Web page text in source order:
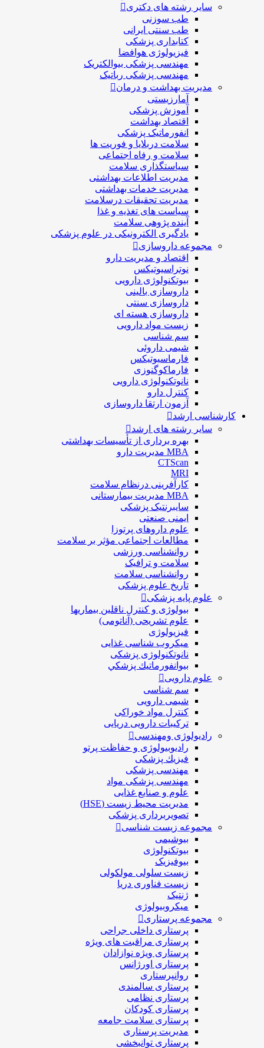
سایر رشته های دکتری
طب سوزنی
طب سنتی ایرانی
کتابداری پزشکی
فیزیولوژی هوافضا
مهندسی پزشکی بیوالکتریک
مهندسی پزشکی رباتیک
مدیریت بهداشت و درمان
آمارزیستی
آموزش پزشکی
اقتصاد بهداشت
انفورماتیک پزشکی
سلامت دربلايا و فوريت ها
سلامت و رفاه اجتماعی
سیاستگذاری سلامت
مدیریت اطلاعات بهداشتی
مدیریت خدمات بهداشتی
مدیریت تحقیقات درسلامت
سیاست های تغذیه و غذا
آینده پژوهی سلامت
یادگیری الکترونیکی در علوم پزشکی
مجموعه داروسازی
اقتصاد و مديريت دارو
نوتراسیوتیکس
بيوتكنولوژی دارویی
داروسازی بالينی
داروسازی سنتی
داروسازی هسته ای
زیست مواد دارویی
سم شناسی
شيمی داروئی
فارماسيوتيكس
فارماكوگنوزی
نانوتکنولوژی دارویی
كنترل دارو
آزمون ارتقا داروسازی
کارشناسی ارشد
سایر رشته های ارشد
بهره برداری از تأسیسات بهداشتی
MBA مدیریت دارو
CTScan
MRI
کارآفرینی درنظام سلامت
MBA مدیریت بیمارستانی
سایبرنتیک پزشکی
ایمنی صنعتی
علوم داروهای پرتوزا
مطالعات اجتماعی مؤثر بر سلامت
روانشناسی ورزشی
سلامت و ترافیک
روانشناسی سلامت
تاریخ علوم پزشکی
علوم پایه پزشکی
بیولوژی و کنترل ناقلین بیماریها
علوم تشریحی (آناتومی)
فیزیولوژی
ميكروب شناسی غذایی
نانوتکنولوژی پزشکی
بيوانفورماتيك پزشكي
علوم دارویی
سم شناسی
شیمی دارویی
کنترل مواد خوراکی
ترکیبات دارویی دریایی
رادیولوژی ومهندسی
رادیوبیولوژی و حفاظت پرتو
فيزيك پزشکی
مهندسی پزشکی
مهندسی پزشکی مواد
علوم و صنايع غذایی
مدیریت محیط زیست (HSE)
تصویربرداری پزشکی
مجموعه زیست شناسی
بیوشیمی
بیوتکنولوژی
بیوفیزیک
زیست سلولی مولکولی
زیست فناوری دریا
ژنتیک
میکروبیولوژی
مجموعه پرستاری
پرستاری داخلی جراحی
پرستاری مراقبت های ويژه
پرستاری ويژه نوازادان
پرستاری اورژانس
روانپرستاری
پرستاری سالمندی
پرستاری نظامی
پرستاری کودکان
پرستاری سلامت جامعه
مدیریت پرستاری
پرستاری توانبخشی